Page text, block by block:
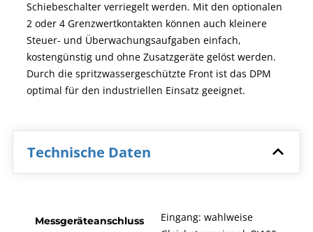
Schiebeschalter verriegelt werden. Mit den optionalen
2 oder 4 Grenzwertkontakten können auch kleinere
Steuer- und Überwachungsaufgaben einfach,
kostengünstig und ohne Zusatzgeräte gelöst werden.
Durch die spritzwassergeschützte Front ist das DPM
optimal für den industriellen Einsatz geeignet.
Technische Daten
Messgeräteanschluss
Eingang: wahlweise